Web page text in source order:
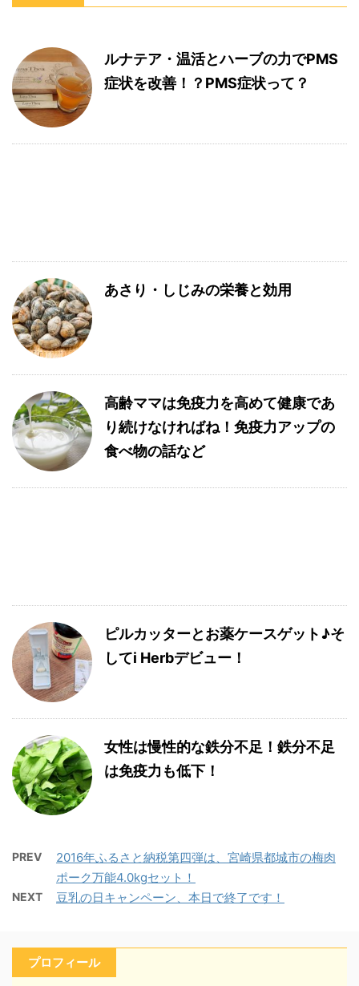
ルナテア・温活とハーブの力でPMS
症状を改善！？PMS症状って？
あさり・しじみの栄養と効用
高齢ママは免疫力を高めて健康であ
り続けなければね！免疫力アップの
食べ物の話など
ピルカッターとお薬ケースゲット♪そ
してi Herbデビュー！
女性は慢性的な鉄分不足！鉄分不足
は免疫力も低下！
PREV
2016年ふるさと納税第四弾は、宮崎県都城市の梅肉
ポーク万能4.0kgセット！
NEXT 豆乳の日キャンペーン、本日で終了です！
プロフィール